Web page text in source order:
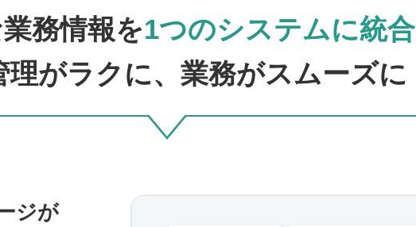
務情報を1つのシステムに統合
理がラクに、業務がスムーズに
ジが